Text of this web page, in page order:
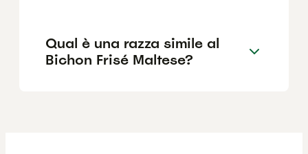
Qual è una razza simile al
Bichon Frisé Maltese?